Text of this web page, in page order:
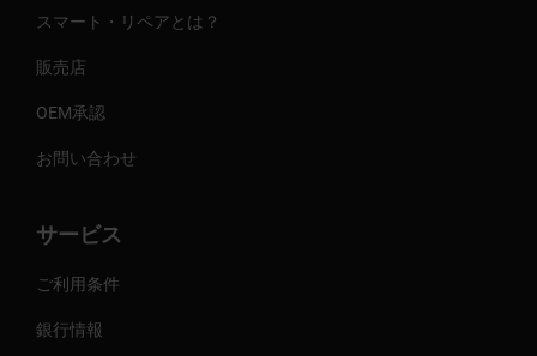
スマート・リペアとは？
販売店
OEM承認
お問い合わせ
サービス
ご利用条件
銀行情報